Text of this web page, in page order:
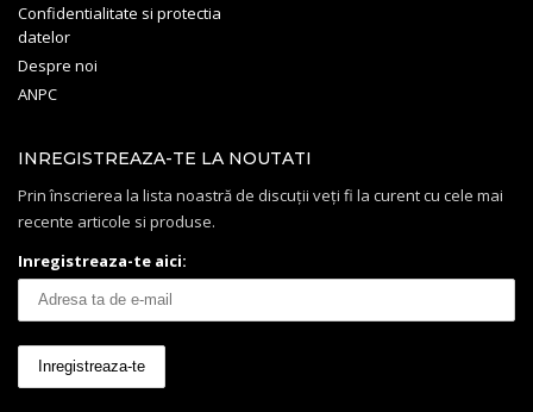
Confidentialitate si protectia
datelor
Despre noi
ANPC
INREGISTREAZA-TE LA NOUTATI
Prin înscrierea la lista noastră de discuții veți fi la curent cu cele mai
recente articole si produse.
Inregistreaza-te aici: